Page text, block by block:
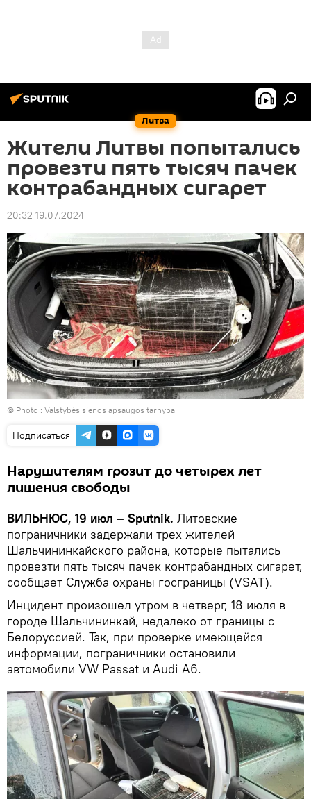
Литва
Жители Литвы попытались
провезти пять тысяч пачек
контрабандных сигарет
20:32 19.07.2024
© Photo : Valstybės sienos apsaugos tarnyba
Подписаться
Нарушителям грозит до четырех лет
лишения свободы
ВИЛЬНЮС, 19 июл – Sputnik. Литовские
пограничники задержали трех жителей
Шальчининкайского района, которые пытались
провезти пять тысяч пачек контрабандных сигарет,
сообщает Служба охраны госграницы (VSAT).
Инцидент произошел утром в четверг, 18 июля в
городе Шальчининкай, недалеко от границы с
Белоруссией. Так, при проверке имеющейся
информации, пограничники остановили
автомобили VW Passat и Audi A6.